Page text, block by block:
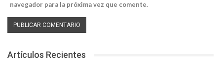
navegador para la próxima vez que comente.
Artículos Recientes